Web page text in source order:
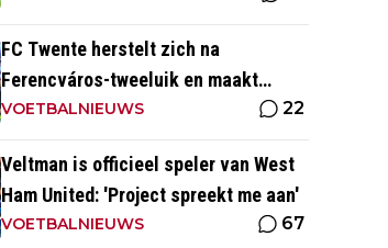
FC Twente herstelt zich na
Ferencváros-tweeluik en maakt
gehakt van Slowaakse opponent
VOETBALNIEUWS 22
Veltman is officieel speler van West
Ham United: 'Project spreekt me aan'
VOETBALNIEUWS 67